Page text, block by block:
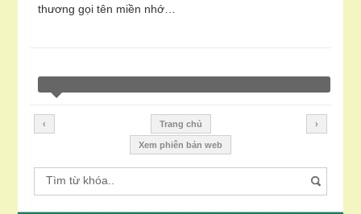
thương gọi tên miền nhớ…
‹ ›
Trang chủ
Xem phiên bản web